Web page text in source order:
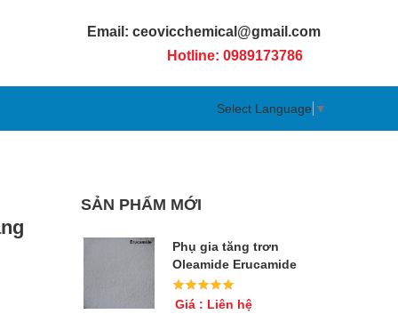
Email: ceovicchemical@gmail.com
Hotline: 0989173786
Select Language ▼
SẢN PHẨM MỚI
Phụ gia tăng trơn
Oleamide Erucamide
Giá : Liên hệ